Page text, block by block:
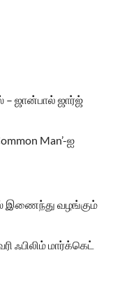
ஜான்பால் ஜார்ஜ்
Man’-ஐ
இணைந்து வழங்கும்
ஃபிலிம் மார்க்கெட்